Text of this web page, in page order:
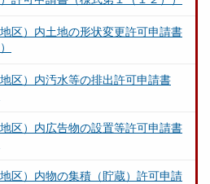
区）内土地の形状変更許可申請書
区）内汚水等の排出許可申請書
区）内広告物の設置等許可申請書
区）内物の集積（貯蔵）許可申請